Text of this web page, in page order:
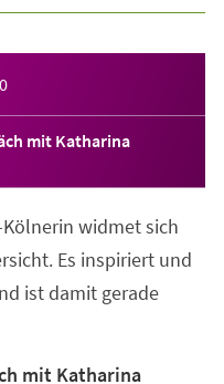
mit Katharina
widmet sich
Es inspiriert und
ist damit gerade
mit Katharina